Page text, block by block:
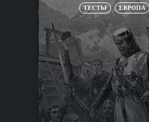
ТЕСТЫ ЕВРОПА